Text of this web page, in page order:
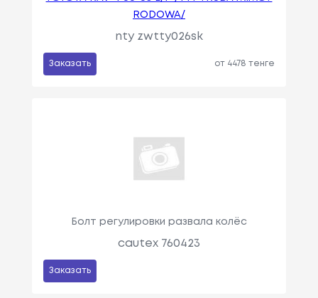
RODOWA/
nty zwtty026sk
Заказать от 4478 тенге
Болт регулировки развала колёс
cautex 760423
Заказать